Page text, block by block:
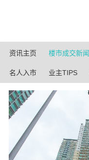
资讯主页 楼市成交新闻
名人入市 业主TIPS